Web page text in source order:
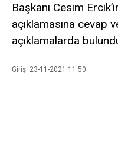
Başkanı Cesim
açıklamasına cevap
açıklamalarda
Giriş: 23-11-2021 11:50